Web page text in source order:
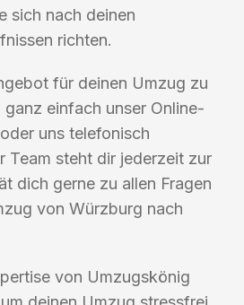
sich nach deinen
richten.
für deinen Umzug zu
einfach unser Online-
uns telefonisch
Team steht dir jederzeit zur
dich gerne zu allen Fragen
von Würzburg nach
von Umzugskönig